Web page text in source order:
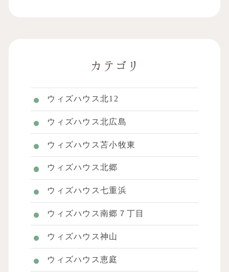
カテゴリ
ウィズハウス北12
ウィズハウス北広島
ウィズハウス苫小牧東
ウィズハウス北郷
ウィズハウス七重浜
ウィズハウス南郷７丁目
ウィズハウス神山
ウィズハウス恵庭